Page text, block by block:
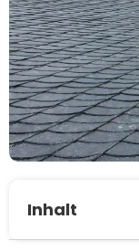
Inhalt